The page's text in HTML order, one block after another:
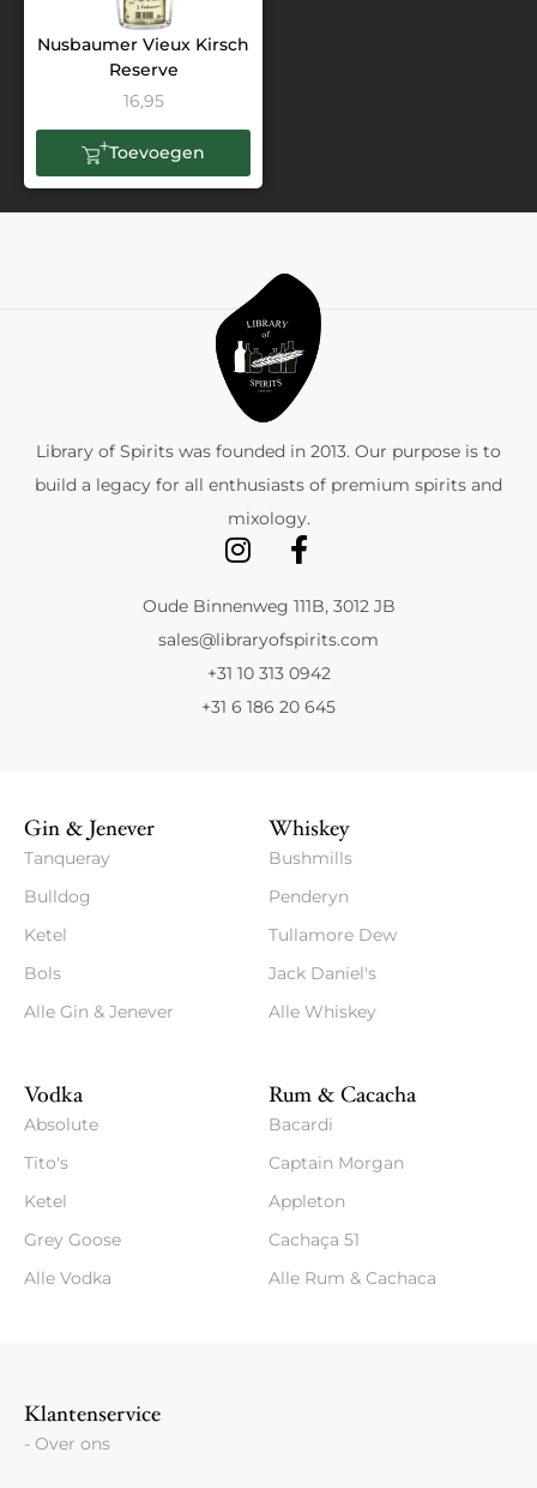
Nusbaumer Vieux Kirsch
Reserve
16,95
Toevoegen
Library of Spirits was founded in 2013. Our purpose is to
build a legacy for all enthusiasts of premium spirits and
mixology.
Oude Binnenweg 111B, 3012 JB
sales@libraryofspirits.com
+31 10 313 0942
+31 6 186 20 645
Gin & Jenever
Tanqueray
Bulldog
Ketel
Bols
Alle Gin & Jenever
Whiskey
Bushmills
Penderyn
Tullamore Dew
Jack Daniel's
Alle Whiskey
Vodka
Absolute
Tito's
Ketel
Grey Goose
Alle Vodka
Rum & Cacacha
Bacardi
Captain Morgan
Appleton
Cachaça 51
Alle Rum & Cachaca
Klantenservice
- Over ons